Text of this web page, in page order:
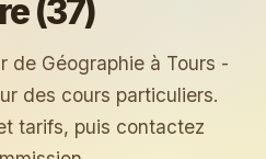
(37)
de Géographie à Tours -
des cours particuliers.
tarifs, puis contactez